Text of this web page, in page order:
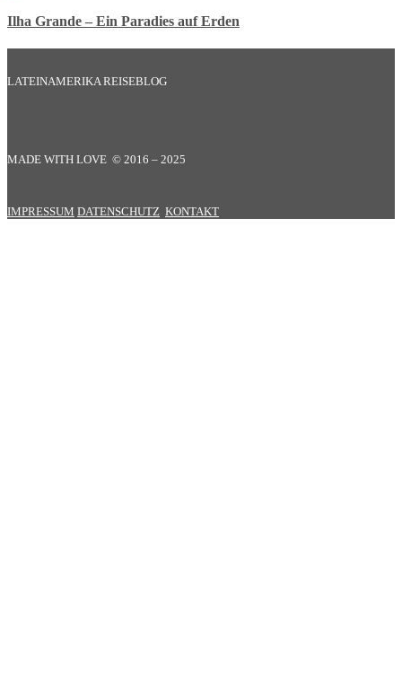
Ilha Grande – Ein Paradies auf Erden
LATEINAMERIKA REISEBLOG
MADE WITH LOVE © 2016 – 2025
IMPRESSUM DATENSCHUTZ KONTAKT